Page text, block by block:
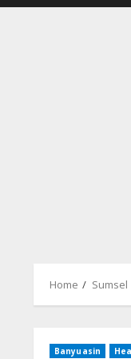
Home Sumsel
Banyuasin